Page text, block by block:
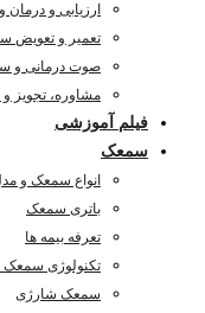
ارزیابی و
تعمیر و تعویض
صوت درمانی و
مشاوره، تجویز
فیلم آموزشی
سمعک
انواع سمعک و
باتری سمعک
تعرفه بیمه ها
تکنولوژی سمعک
سمعک شارژی